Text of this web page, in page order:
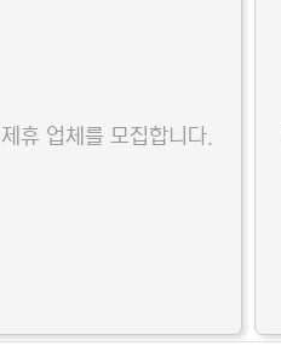
제휴 업체를 모집합니다.